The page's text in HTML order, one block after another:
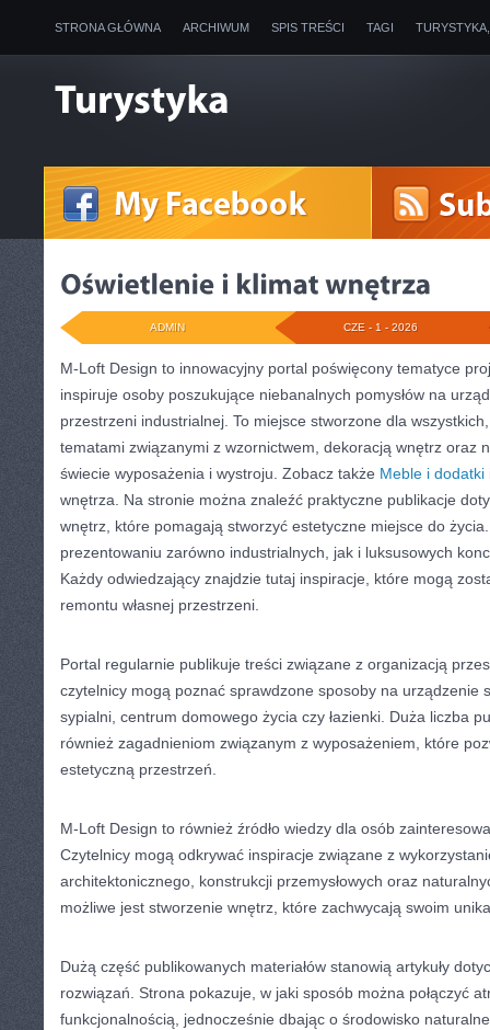
STRONA GŁÓWNA ARCHIWUM SPIS TREŚCI TAGI
CZE - 1 - 2026
ADMIN
M-Loft Design to innowacyjny portal poświęcony tematyce
inspiruje osoby poszukujące niebanalnych pomysłów na
przestrzeni industrialnej. To miejsce stworzone dla
tematami związanymi z wzornictwem, dekoracją wnętrz oraz
świecie wyposażenia i wystroju. Zobacz także Meble i dodatki
wnętrza. Na stronie można znaleźć praktyczne publikacje
wnętrz, które pomagają stworzyć estetyczne miejsce do
prezentowaniu zarówno industrialnych, jak i luksusowych
Każdy odwiedzający znajdzie tutaj inspiracje, które mogą
remontu własnej przestrzeni.
Portal regularnie publikuje treści związane z organizacją
czytelnicy mogą poznać sprawdzone sposoby na urządzenie
sypialni, centrum domowego życia czy łazienki. Duża liczba
również zagadnieniom związanym z wyposażeniem, które
estetyczną przestrzeń.
M-Loft Design to również źródło wiedzy dla osób
Czytelnicy mogą odkrywać inspiracje związane z
architektonicznego, konstrukcji przemysłowych oraz
możliwe jest stworzenie wnętrz, które zachwycają swoim
Dużą część publikowanych materiałów stanowią artykuły
rozwiązań. Strona pokazuje, w jaki sposób można połączyć
funkcjonalnością, jednocześnie dbając o środowisko